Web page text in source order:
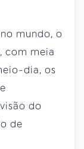
mundo, o
com meia
dia, os
do
de